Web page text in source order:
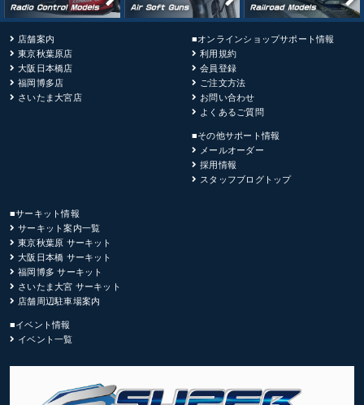
店舗案内
東京秋葉原店
大阪日本橋店
福岡博多店
さいたま大宮店
■オンラインショップサポート情報
利用規約
会員登録
ご注文方法
お問い合わせ
よくあるご質問
■その他サポート情報
メールオーダー
採用情報
スタッフブログトップ
■サーキット情報
サーキット案内一覧
東京秋葉原 サーキット
大阪日本橋 サーキット
福岡博多 サーキット
さいたま大宮 サーキット
店舗周辺駐車場案内
■イベント情報
イベント一覧